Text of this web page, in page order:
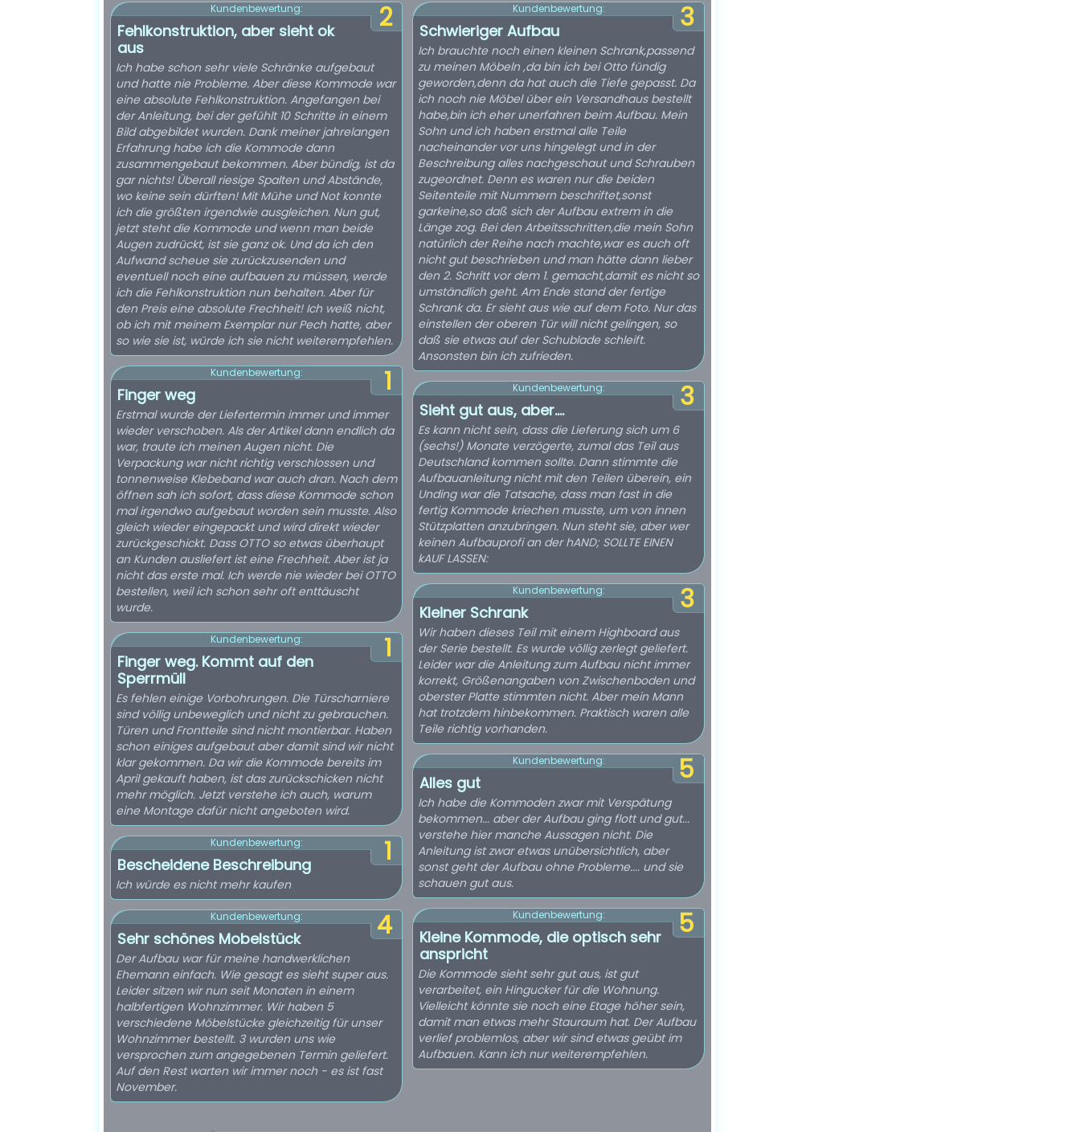
2
Kundenbewertung:
Fehlkonstruktion, aber sieht ok
aus
Ich habe schon sehr viele Schränke aufgebaut
und hatte nie Probleme. Aber diese Kommode war
eine absolute Fehlkonstruktion. Angefangen bei
der Anleitung, bei der gefühlt 10 Schritte in einem
Bild abgebildet wurden. Dank meiner jahrelangen
Erfahrung habe ich die Kommode dann
zusammengebaut bekommen. Aber bündig, ist da
gar nichts! Überall riesige Spalten und Abstände,
wo keine sein dürften! Mit Mühe und Not konnte
ich die größten irgendwie ausgleichen. Nun gut,
jetzt steht die Kommode und wenn man beide
Augen zudrückt, ist sie ganz ok. Und da ich den
Aufwand scheue sie zurückzusenden und
eventuell noch eine aufbauen zu müssen, werde
ich die Fehlkonstruktion nun behalten. Aber für
den Preis eine absolute Frechheit! Ich weiß nicht,
ob ich mit meinem Exemplar nur Pech hatte, aber
so wie sie ist, würde ich sie nicht weiterempfehlen.
1
Kundenbewertung:
Finger weg
Erstmal wurde der Liefertermin immer und immer
wieder verschoben. Als der Artikel dann endlich da
war, traute ich meinen Augen nicht. Die
Verpackung war nicht richtig verschlossen und
tonnenweise Klebeband war auch dran. Nach dem
öffnen sah ich sofort, dass diese Kommode schon
mal irgendwo aufgebaut worden sein musste. Also
gleich wieder eingepackt und wird direkt wieder
zurückgeschickt. Dass OTTO so etwas überhaupt
an Kunden ausliefert ist eine Frechheit. Aber ist ja
nicht das erste mal. Ich werde nie wieder bei OTTO
bestellen, weil ich schon sehr oft enttäuscht
wurde.
1
Kundenbewertung:
Finger weg. Kommt auf den
Sperrmüll
Es fehlen einige Vorbohrungen. Die Türscharniere
sind völlig unbeweglich und nicht zu gebrauchen.
Türen und Frontteile sind nicht montierbar. Haben
schon einiges aufgebaut aber damit sind wir nicht
klar gekommen. Da wir die Kommode bereits im
April gekauft haben, ist das zurückschicken nicht
mehr möglich. Jetzt verstehe ich auch, warum
eine Montage dafür nicht angeboten wird.
1
Kundenbewertung:
Bescheidene Beschreibung
Ich würde es nicht mehr kaufen
4
Kundenbewertung:
Sehr schönes Mobelstück
Der Aufbau war für meine handwerklichen
Ehemann einfach. Wie gesagt es sieht super aus.
Leider sitzen wir nun seit Monaten in einem
halbfertigen Wohnzimmer. Wir haben 5
verschiedene Möbelstücke gleichzeitig für unser
Wohnzimmer bestellt. 3 wurden uns wie
versprochen zum angegebenen Termin geliefert.
Auf den Rest warten wir immer noch - es ist fast
November.
3
Kundenbewertung:
Schwieriger Aufbau
Ich brauchte noch einen kleinen Schrank,passend
zu meinen Möbeln ,da bin ich bei Otto fündig
geworden,denn da hat auch die Tiefe gepasst. Da
ich noch nie Möbel über ein Versandhaus bestellt
habe,bin ich eher unerfahren beim Aufbau. Mein
Sohn und ich haben erstmal alle Teile
nacheinander vor uns hingelegt und in der
Beschreibung alles nachgeschaut und Schrauben
zugeordnet. Denn es waren nur die beiden
Seitenteile mit Nummern beschriftet,sonst
garkeine,so daß sich der Aufbau extrem in die
Länge zog. Bei den Arbeitsschritten,die mein Sohn
natürlich der Reihe nach machte,war es auch oft
nicht gut beschrieben und man hätte dann lieber
den 2. Schritt vor dem 1. gemacht,damit es nicht so
umständlich geht. Am Ende stand der fertige
Schrank da. Er sieht aus wie auf dem Foto. Nur das
einstellen der oberen Tür will nicht gelingen, so
daß sie etwas auf der Schublade schleift.
Ansonsten bin ich zufrieden.
3
Kundenbewertung:
Sieht gut aus, aber....
Es kann nicht sein, dass die Lieferung sich um 6
(sechs!) Monate verzögerte, zumal das Teil aus
Deutschland kommen sollte. Dann stimmte die
Aufbauanleitung nicht mit den Teilen überein, ein
Unding war die Tatsache, dass man fast in die
fertig Kommode kriechen musste, um von innen
Stützplatten anzubringen. Nun steht sie, aber wer
keinen Aufbauprofi an der hAND; SOLLTE EINEN
kAUF LASSEN:
3
Kundenbewertung:
Kleiner Schrank
Wir haben dieses Teil mit einem Highboard aus
der Serie bestellt. Es wurde völlig zerlegt geliefert.
Leider war die Anleitung zum Aufbau nicht immer
korrekt, Größenangaben von Zwischenboden und
oberster Platte stimmten nicht. Aber mein Mann
hat trotzdem hinbekommen. Praktisch waren alle
Teile richtig vorhanden.
5
Kundenbewertung:
Alles gut
Ich habe die Kommoden zwar mit Verspätung
bekommen... aber der Aufbau ging flott und gut...
verstehe hier manche Aussagen nicht. Die
Anleitung ist zwar etwas unübersichtlich, aber
sonst geht der Aufbau ohne Probleme.... und sie
schauen gut aus.
5
Kundenbewertung:
Kleine Kommode, die optisch sehr
anspricht
Die Kommode sieht sehr gut aus, ist gut
verarbeitet, ein Hingucker für die Wohnung.
Vielleicht könnte sie noch eine Etage höher sein,
damit man etwas mehr Stauraum hat. Der Aufbau
verlief problemlos, aber wir sind etwas geübt im
Aufbauen. Kann ich nur weiterempfehlen.